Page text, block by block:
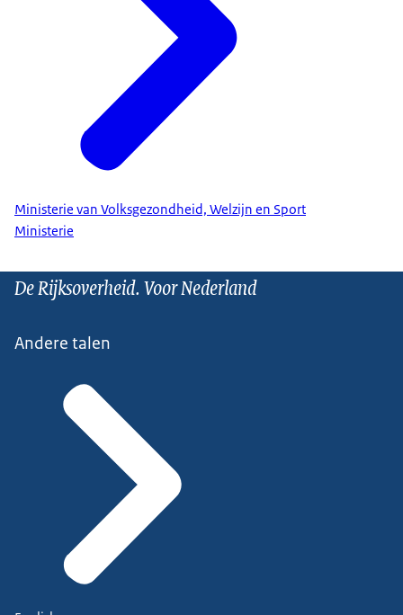
Ministerie van Volksgezondheid, Welzijn en Sport
Ministerie
De Rijksoverheid. Voor Nederland
Andere talen